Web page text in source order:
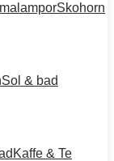
Skohorn
Sol & bad
Kaffe & Te